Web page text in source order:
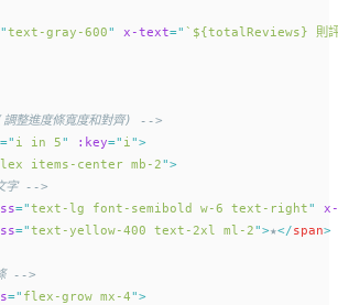
"text-gray-600" x-text=" `${totalReviews} 則
整進度條寬度和對齊) -->
=" i in 5" :key=" i">
items-center mb-2">
字 -->
="text-lg font-semibold w-6 text-right"
="text-yellow-400 text-2xl ml-2">★</span>
-->
=" flex-grow mx-4">